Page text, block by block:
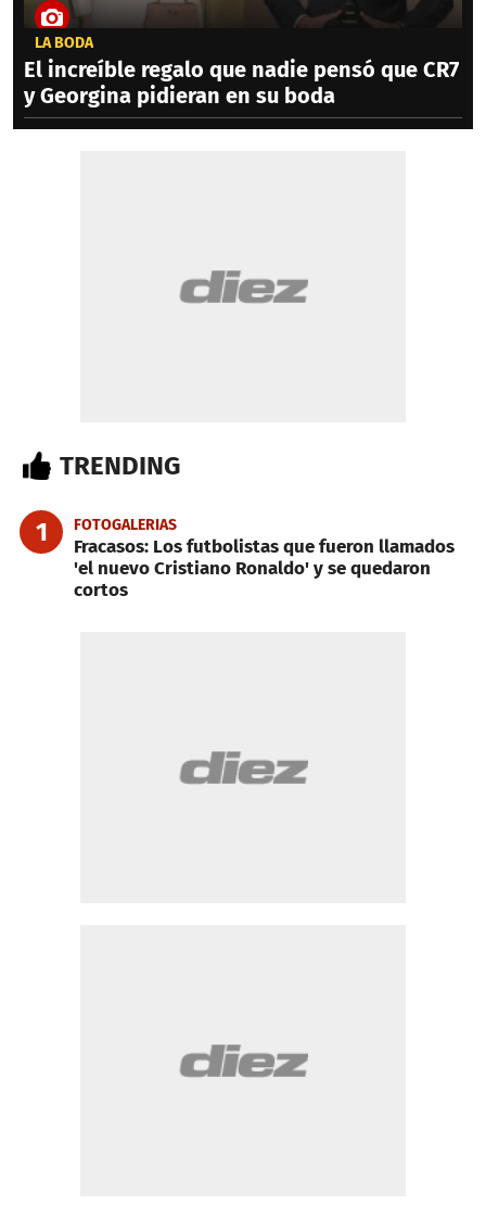
LA BODA
El increíble regalo que nadie pensó que CR7
y Georgina pidieran en su boda
TRENDING
1 FOTOGALERIAS
Fracasos: Los futbolistas que fueron llamados
'el nuevo Cristiano Ronaldo' y se quedaron
cortos